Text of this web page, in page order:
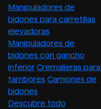
Manipuladores de
bidones para carretillas
elevadoras
Manipuladores de
bidones con gancho
inferior Cremalleras para
tambores Camiones de
bidones
Descubre todo